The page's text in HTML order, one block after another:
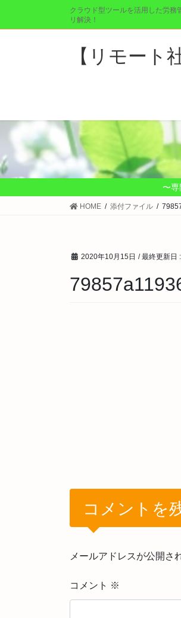
移
クラウド型ツールを活用した労務
リ解決！
【リモート
〜
HOME 添付ファイル
2020年10月15日 / 最終更新日 :
コメントを
メールアドレスが公開さ
コメント ※